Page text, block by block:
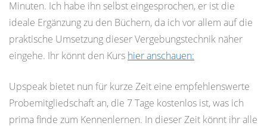
Minuten. Ich habe ihn selbst eingesprochen, er ist die
ideale Ergänzung zu den Büchern, da ich vor allem auf die
praktische Umsetzung dieser Vergebungstechnik näher
eingehe. Ihr könnt den Kurs hier anschauen:
Upspeak bietet nun für kurze Zeit eine empfehlenswerte
Probemitgliedschaft an, die 7 Tage kostenlos ist, was ich
prima finde zum Kennenlernen. In dieser Zeit könnt ihr alle